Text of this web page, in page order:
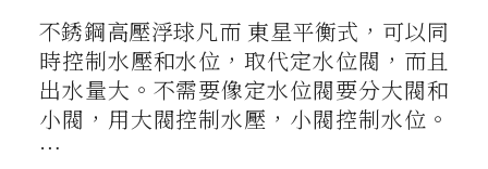
不銹鋼高壓浮球凡而 東星平衡式，可以同
時控制水壓和水位，取代定水位閥，而且
出水量大。不需要像定水位閥要分大閥和
小閥，用大閥控制水壓，小閥控制水位。
…